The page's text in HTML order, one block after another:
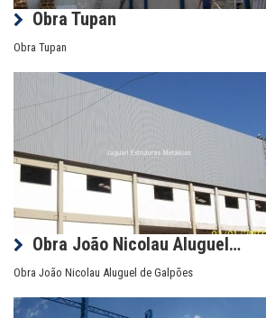
Obra Tupan
Obra Tupan
Obra João Nicolau Aluguel…
Obra João Nicolau Aluguel de Galpões